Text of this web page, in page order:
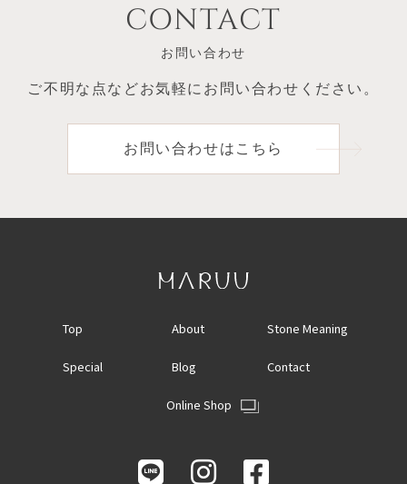
CONTACT
お問い合わせ
ご不明な点などお気軽にお問い合わせください。
お問い合わせはこちら
Top About Stone Meaning
Special Blog Contact
Online Shop